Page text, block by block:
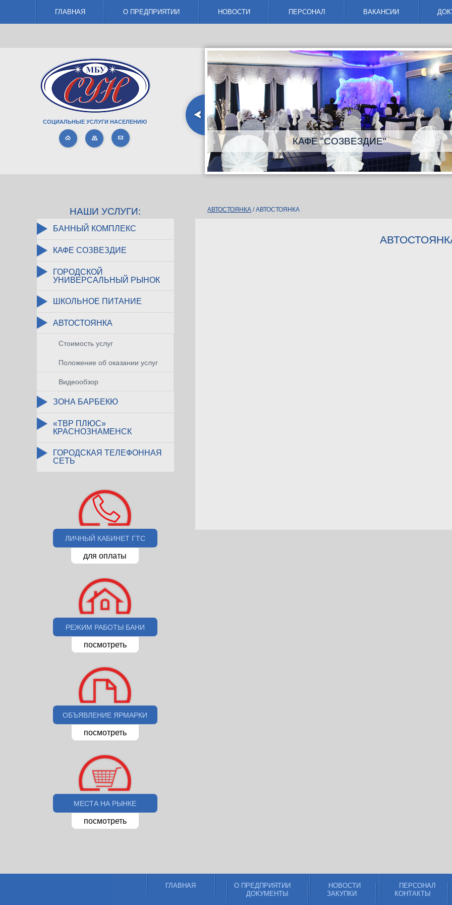
ГЛАВНАЯ О ПРЕДПРИЯТИИ НОВОСТИ ПЕРСОНАЛ ВАКАНСИИ
СОЦИАЛЬНЫЕ УСЛУГИ НАСЕЛЕНИЮ
БАННЫЙ КОМПЛЕКС КАФЕ "СОЗВЕЗДИЕ"
НАШИ УСЛУГИ:
БАННЫЙ КОМПЛЕКС
КАФЕ СОЗВЕЗДИЕ
ГОРОДСКОЙ
УНИВЕРСАЛЬНЫЙ РЫНОК
ШКОЛЬНОЕ ПИТАНИЕ
АВТОСТОЯНКА
Стоимость услуг
Положение об оказании услуг
Видеообзор
ЗОНА БАРБЕКЮ
«ТВР ПЛЮС»
КРАСНОЗНАМЕНСК
ГОРОДСКАЯ ТЕЛЕФОННАЯ
СЕТЬ
ЛИЧНЫЙ КАБИНЕТ ГТС
для оплаты
РЕЖИМ РАБОТЫ БАНИ
посмотреть
ОБЪЯВЛЕНИЕ ЯРМАРКИ
посмотреть
МЕСТА НА РЫНКЕ
посмотреть
АВТОСТОЯНКА /АВТОСТОЯНКА
ГЛАВНАЯ О ПРЕДПРИЯТИИ НОВОСТИ
ПЕРСОНАЛ
ДОКУМЕНТЫ
ЗАКУПКИ КОНТАКТЫ